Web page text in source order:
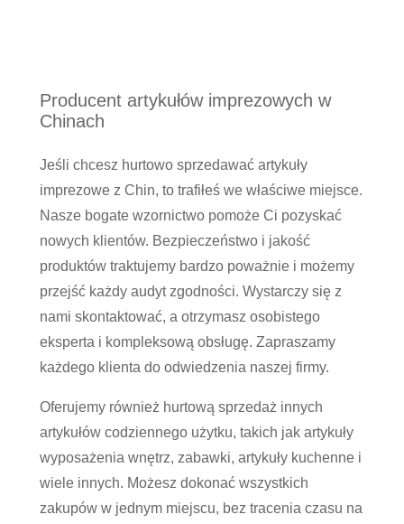
Producent artykułów imprezowych w
Chinach
Jeśli chcesz hurtowo sprzedawać artykuły
imprezowe z Chin, to trafiłeś we właściwe miejsce.
Nasze bogate wzornictwo pomoże Ci pozyskać
nowych klientów. Bezpieczeństwo i jakość
produktów traktujemy bardzo poważnie i możemy
przejść każdy audyt zgodności. Wystarczy się z
nami skontaktować, a otrzymasz osobistego
eksperta i kompleksową obsługę. Zapraszamy
każdego klienta do odwiedzenia naszej firmy.
Oferujemy również hurtową sprzedaż innych
artykułów codziennego użytku, takich jak artykuły
wyposażenia wnętrz, zabawki, artykuły kuchenne i
wiele innych. Możesz dokonać wszystkich
zakupów w jednym miejscu, bez tracenia czasu na